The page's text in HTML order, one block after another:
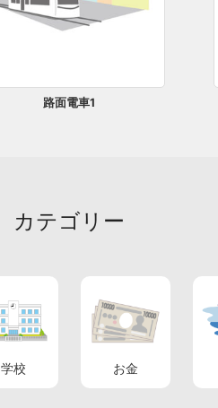
路面電車1
カテゴリー
学校 お金